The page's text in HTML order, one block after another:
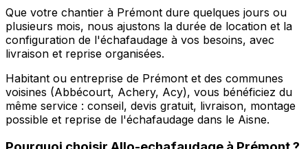
Que votre chantier à Prémont dure quelques jours ou
plusieurs mois, nous ajustons la durée de location et la
configuration de l'échafaudage à vos besoins, avec
livraison et reprise organisées.
Habitant ou entreprise de Prémont et des communes
voisines (Abbécourt, Achery, Acy), vous bénéficiez du
même service : conseil, devis gratuit, livraison, montage
possible et reprise de l'échafaudage dans le Aisne.